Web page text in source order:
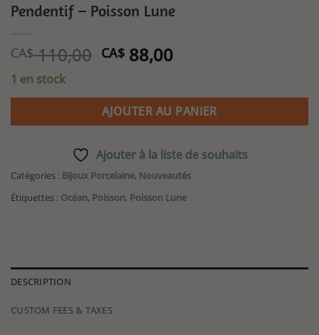
Pendentif – Poisson Lune
CA$110,00 Le
était :
CA$ 110,00.
CA$ 88,00Le
est :
CA$ 88,00.
1 en stock
AJOUTER AU PANIER
Ajouter à la liste de souhaits
Catégories : Bijoux Porcelaine, Nouveautés
Étiquettes : Océan, Poisson, Poisson Lune
DESCRIPTION
CUSTOM FEES & TAXES